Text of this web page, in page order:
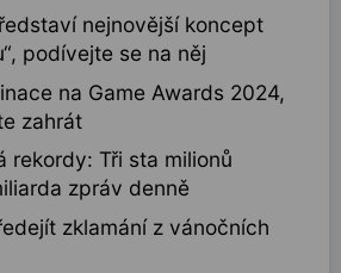
nejnovější koncept
podívejte se na něj
na Game Awards 2024,
zahrát
rekordy: Tři sta milionů
zpráv denně
zklamání z vánočních